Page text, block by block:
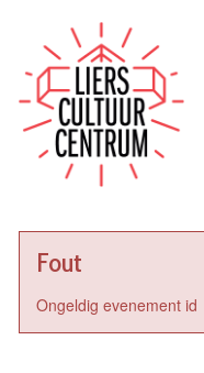
Fout
Ongeldig evenement id